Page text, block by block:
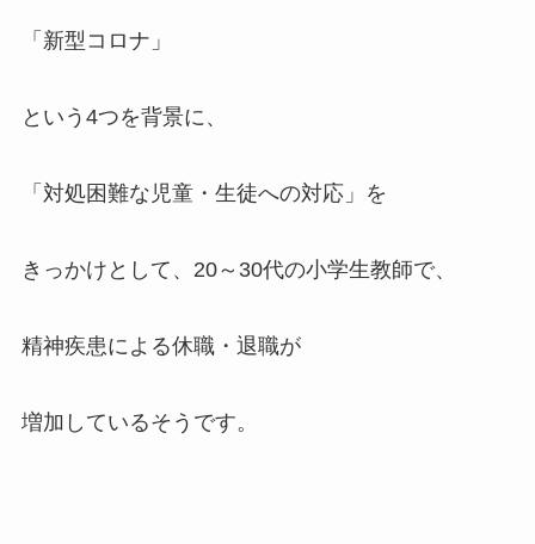
「新型コロナ」
という4つを背景に、
「対処困難な児童・生徒への対応」を
きっかけとして、20～30代の小学生教師で、
精神疾患による休職・退職が
増加しているそうです。